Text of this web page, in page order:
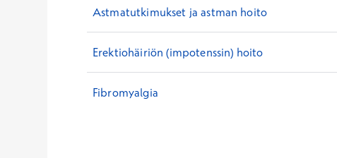
Astmatutkimukset ja astman hoito
Erektiohäiriön (impotenssin) hoito
Fibromyalgia